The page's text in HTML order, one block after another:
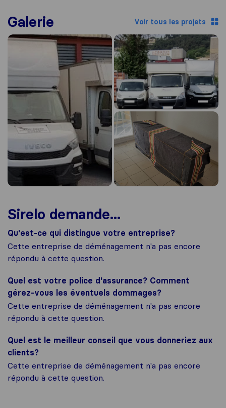
Galerie Voir tous les projets
Sirelo demande...
Qu'est-ce qui distingue votre entreprise?
Cette entreprise de déménagement n'a pas encore
répondu à cette question.
Quel est votre police d'assurance? Comment
gérez-vous les éventuels dommages?
Cette entreprise de déménagement n'a pas encore
répondu à cette question.
Quel est le meilleur conseil que vous donneriez aux
clients?
Cette entreprise de déménagement n'a pas encore
répondu à cette question.